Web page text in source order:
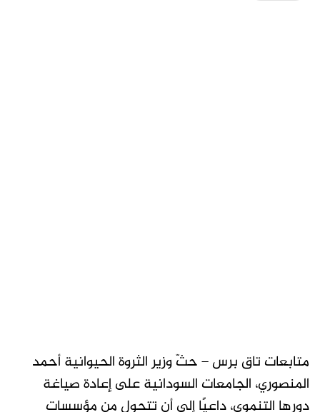
متابعات تاق برس – حثّ وزير الثروة الحيوانية أحمد
المنصوري، الجامعات السودانية على إعادة صياغة
دورها التنموي، داعيًا إلى أن تتحول من مؤسسات